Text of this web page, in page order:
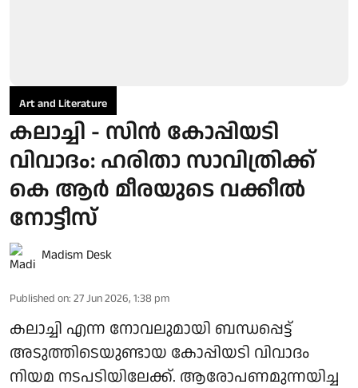
Art and Literature
കലാച്ചി - സിന്‍ കോപ്പിയടി
വിവാദം: ഹരിതാ സാവിത്രിക്ക്
കെ ആര്‍ മീരയുടെ വക്കീല്‍
നോട്ടീസ്
Madism Desk
Published on: 27 Jun 2026, 1:38 pm
കലാച്ചി എന്ന നോവലുമായി ബന്ധപ്പെട്ട്
അടുത്തിടെയുണ്ടായ കോപ്പിയടി വിവാദം
നിയമ നടപടിയിലേക്ക്. ആരോപണമുന്നയിച്ച